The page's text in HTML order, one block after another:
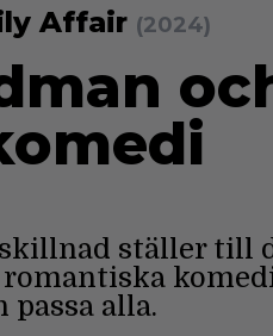
Affair (2024)
ställer till
passa alla.